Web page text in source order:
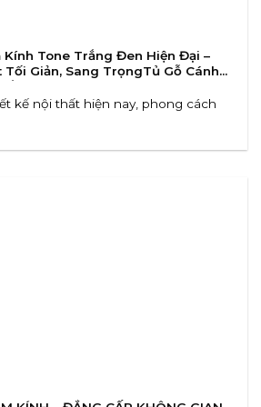
Kính Tone Trắng Đen Hiện Đại –
Tối Giản, Sang TrọngTủ Gỗ Cánh
Đen Hiện Đại – Giải Pháp Nội
Trọng
kế nội thất hiện nay, phong cách